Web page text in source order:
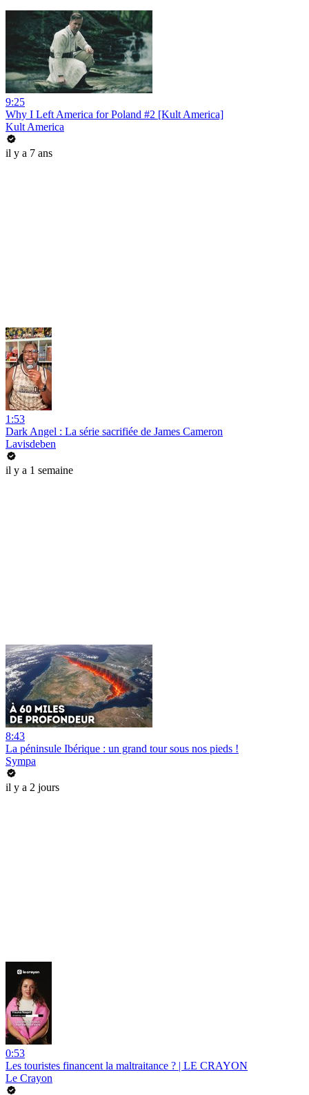
9:25
Why I Left America for Poland #2 [Kult America]
Kult America
il y a 7 ans
1:53
Dark Angel : La série sacrifiée de James Cameron
Lavisdeben
il y a 1 semaine
8:43
La péninsule Ibérique : un grand tour sous nos pieds !
Sympa
il y a 2 jours
0:53
Les touristes financent la maltraitance ? | LE CRAYON
Le Crayon